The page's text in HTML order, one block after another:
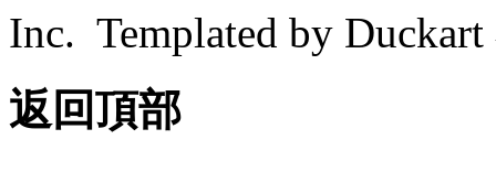
Inc. Templated by
返回頂部